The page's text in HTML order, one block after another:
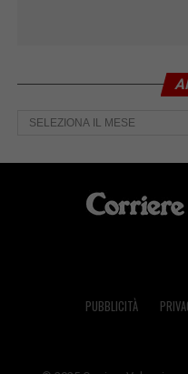
Archivi
PUBBLICITÀ